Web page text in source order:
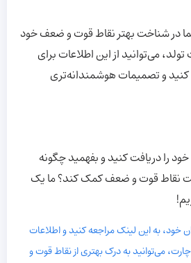
در شناخت بهتر نقاط قوت و ضعف خود
می‌توانید از این اطلاعات برای
کنید و تصمیمات هوشمندانه‌تری
را دریافت کنید و بفهمید چگونه
نقاط قوت و ضعف کمک کند؟ ما یک
خود، به این لینک مراجعه کنید و اطلاعات
چارت، می‌توانید به درک بهتری از نقاط قوت و